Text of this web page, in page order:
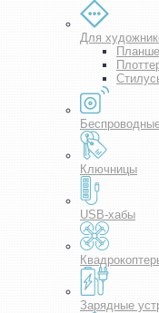
Для
Ключницы
USB-хабы
Зарядные